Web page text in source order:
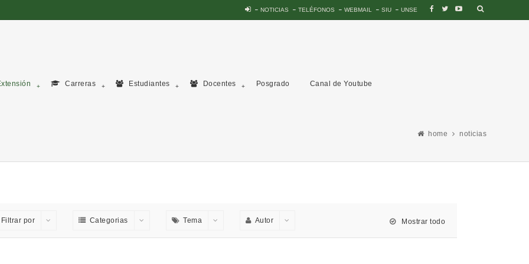
NOTICIAS TELÉFONOS WEBMAIL SIU UNSE
Carreras Estudiantes Docentes Posgrado Canal de Youtube
home noticias
Filtrar por Categorias Tema Autor Mostrar todo